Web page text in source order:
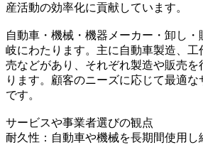
産活動の効率化に貢献しています。
自動車・機械・機器メーカー・卸し
岐にわたります。主に自動車製造、工
売などがあり、それぞれ製造や販売を
ります。顧客のニーズに応じて最適
です。
サービスや事業者選びの観点
耐久性：自動車や機械を長期間使用し